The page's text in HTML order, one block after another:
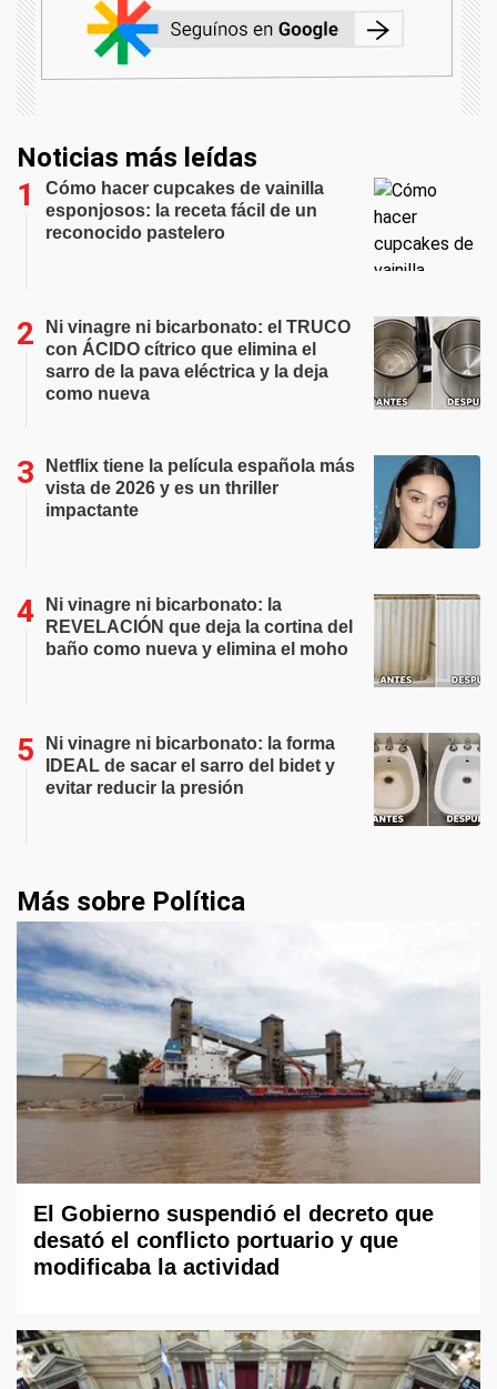
Noticias más leídas
Cómo hacer cupcakes de vainilla
esponjosos: la receta fácil de un
reconocido pastelero
Ni vinagre ni bicarbonato: el TRUCO
con ÁCIDO cítrico que elimina el
sarro de la pava eléctrica y la deja
como nueva
Netflix tiene la película española más
vista de 2026 y es un thriller
impactante
Ni vinagre ni bicarbonato: la
REVELACIÓN que deja la cortina del
baño como nueva y elimina el moho
Ni vinagre ni bicarbonato: la forma
IDEAL de sacar el sarro del bidet y
evitar reducir la presión
Más sobre Política
El Gobierno suspendió el decreto que
desató el conflicto portuario y que
modificaba la actividad